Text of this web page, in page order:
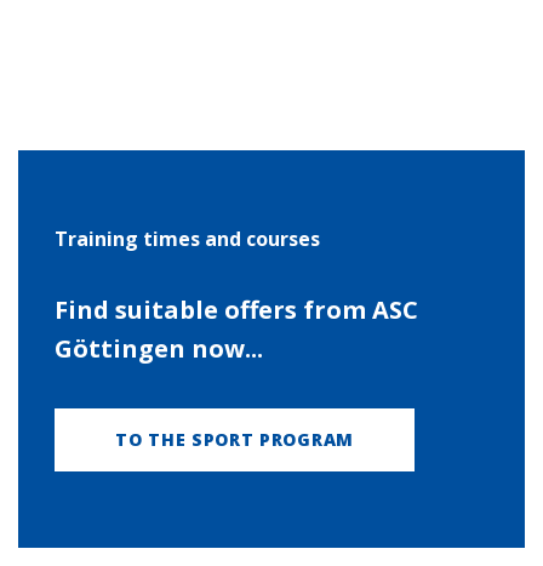
Training times and courses
Find suitable offers from ASC
Göttingen now...
TO THE SPORT PROGRAM